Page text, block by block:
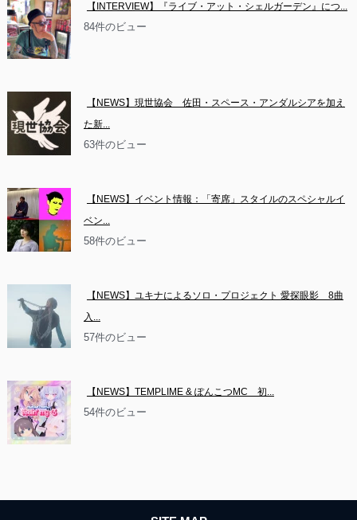
【INTERVIEW】『ライブ・アット・シェルガーデン』につ...
84件のビュー
【NEWS】現世協会　佐田・スペース・アンダルシアを加え
た新...
63件のビュー
【NEWS】イベント情報：「寄席」スタイルのスペシャルイ
ベン...
58件のビュー
【NEWS】ユキナによるソロ・プロジェクト 愛探眼影　8曲
入...
57件のビュー
【NEWS】TEMPLIME & ぽんこつMC　初...
54件のビュー